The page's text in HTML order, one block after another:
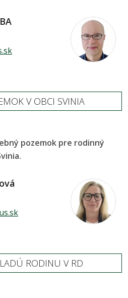
V OBCI SVINIA
pozemok pre rodinný
RODINU V RD